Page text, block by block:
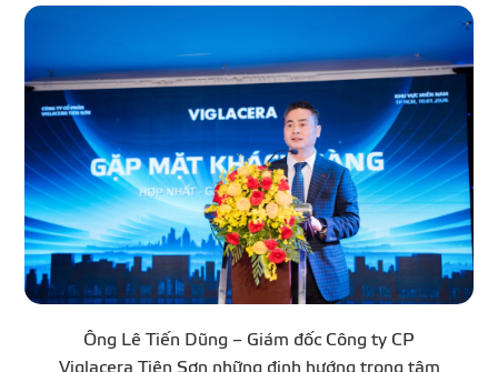
Ông Lê Tiến Dũng – Giám đốc Công ty CP
Viglacera Tiên Sơn những định hướng trọng tâm